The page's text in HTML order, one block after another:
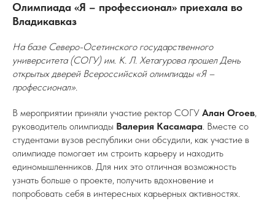
Олимпиада «Я – профессионал» приехала во
Владикавказ
На базе Северо-Осетинского государственного
университета (СОГУ) им. К. Л. Хетагурова прошел День
открытых дверей Всероссийской олимпиады «Я –
профессионал».
В мероприятии приняли участие ректор СОГУ Алан Огоев,
руководитель олимпиады Валерия Касамара. Вместе со
студентами вузов республики они обсудили, как участие в
олимпиаде помогает им строить карьеру и находить
единомышленников. Для них это отличная возможность
узнать больше о проекте, получить вдохновение и
попробовать себя в интересных карьерных активностях.